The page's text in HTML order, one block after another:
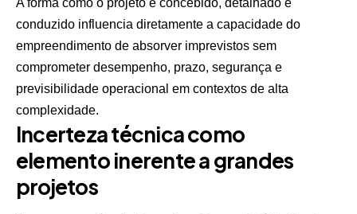
conduzido influencia diretamente a capacidade do
empreendimento de absorver imprevistos sem
comprometer desempenho, prazo, segurança e
previsibilidade operacional em contextos de alta
complexidade.
Incerteza técnica como
elemento inerente a grandes
projetos